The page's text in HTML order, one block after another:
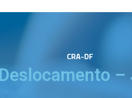
CRA-DF
–